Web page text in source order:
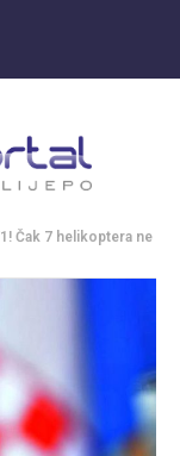
Čak 7 helikoptera ne